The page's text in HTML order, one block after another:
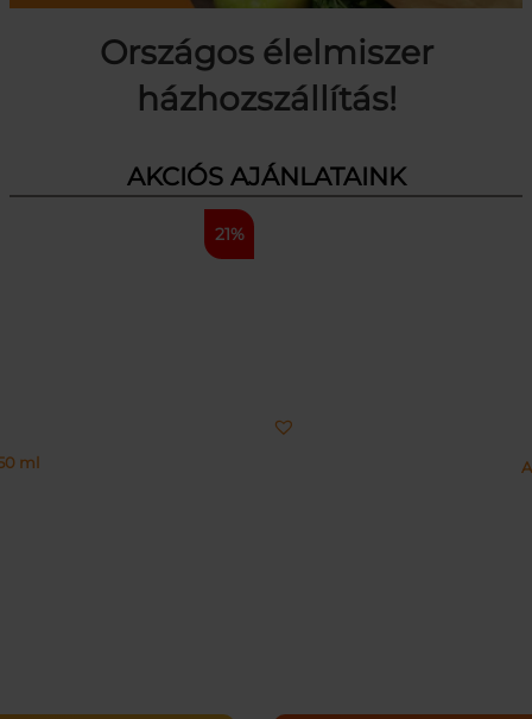
Országos élelmiszer
házhozszállítás!
AKCIÓS AJÁNLATAINK
21%
ml